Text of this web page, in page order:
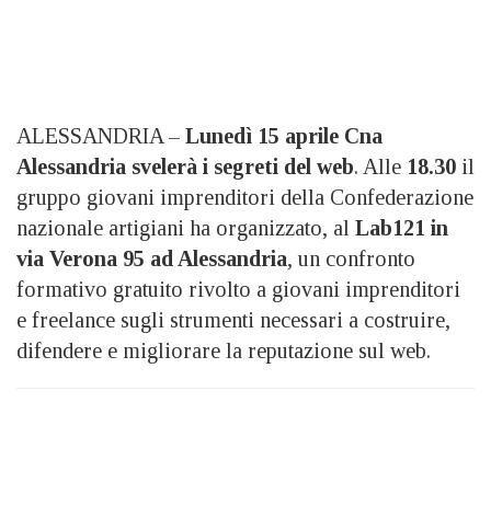
ALESSANDRIA – Lunedì 15 aprile Cna
Alessandria svelerà i segreti del web. Alle 18.30 il
gruppo giovani imprenditori della Confederazione
nazionale artigiani ha organizzato, al Lab121 in
via Verona 95 ad Alessandria, un confronto
formativo gratuito rivolto a giovani imprenditori
e freelance sugli strumenti necessari a costruire,
difendere e migliorare la reputazione sul web.